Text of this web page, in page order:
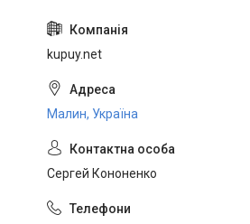
kupuy.net
Малин, Україна
Сергей Кононенко